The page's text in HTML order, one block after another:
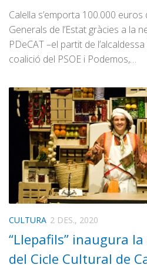
Calella s’emporta 100.000
Generals de l’Estat gràcies a la
PDeCAT –el partit de
coalició del PSOE i Podemos,…
CULTURA 2 DES., 2020
“Llepafils” inaugura
del Cicle Cultural de